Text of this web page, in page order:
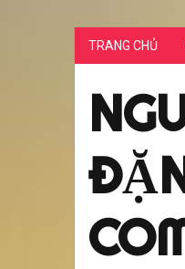
TRANG CHỦ